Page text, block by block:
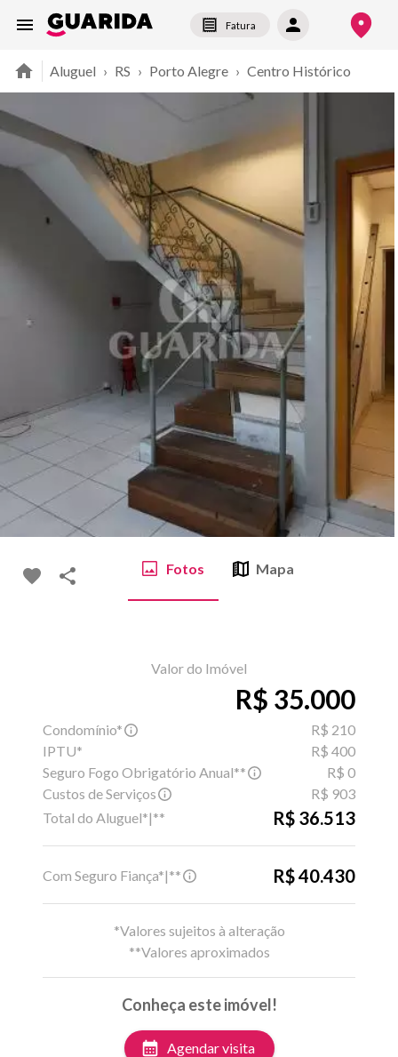
Fatura
Aluguel › RS › Porto Alegre › Centro Histórico
Fotos Mapa
Valor do Imóvel
R$ 35.000
Condomínio*
R$ 210
IPTU*
R$ 400
Seguro Fogo Obrigatório Anual**
R$ 0
Custos de Serviços
R$ 903
Total do Aluguel*|**
R$ 36.513
Com Seguro Fiança*|** R$ 40.430
*Valores sujeitos à alteração
**Valores aproximados
Conheça este imóvel!
Agendar visita